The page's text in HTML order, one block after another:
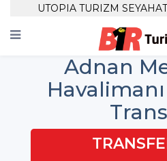
UTOPIA TURIZM
Adnan